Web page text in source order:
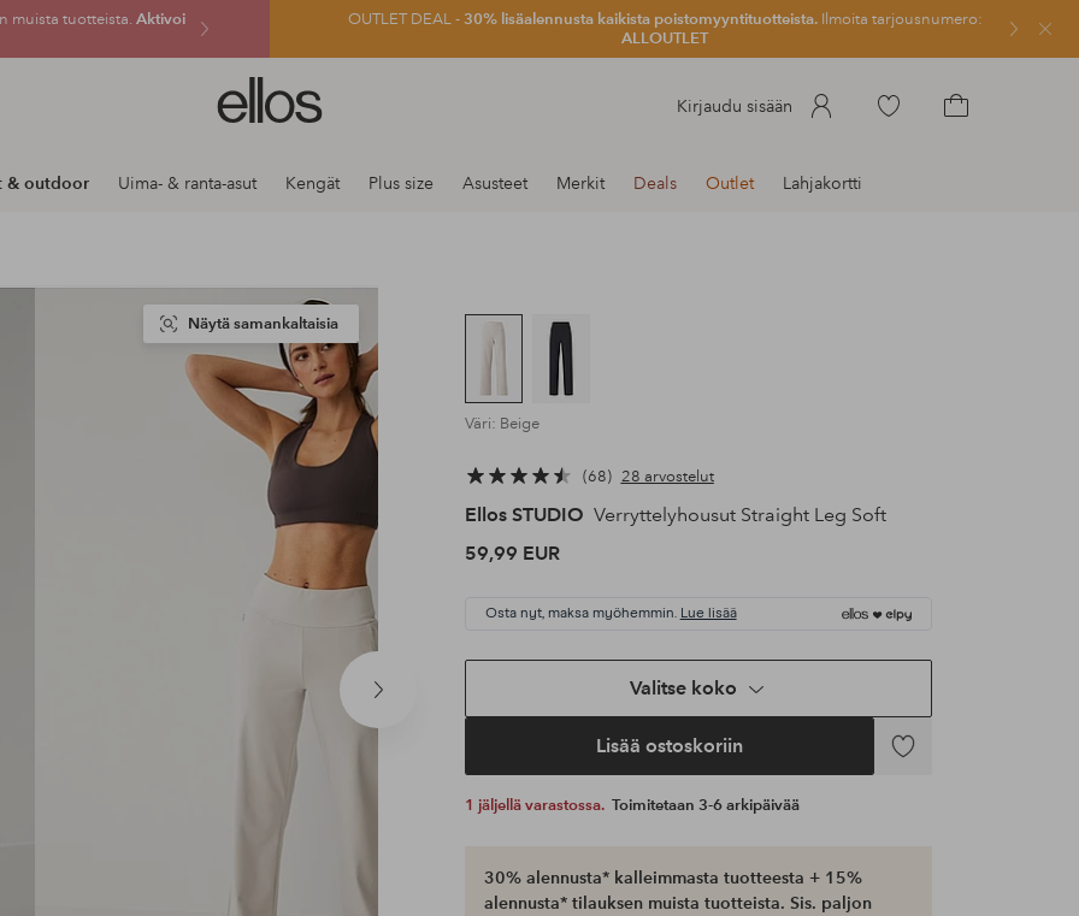
muista tuotteista. Aktivoi
OUTLET DEAL -30% lisäalennusta kaikista poistomyyntituotteista.Ilmoita tarjousnumero:
ALLOUTLET
Sulje
Ellos-
logo
siirry
Kirjaudu sisään
Siirry
& outdoor Uima- & ranta-asut Kengät Plus size Asusteet Merkit Deals Outlet Lahjakortti
Seuraava
Näytä samankaltaisia
Väri: Beige
68 28 arvostelut
Ellos STUDIO Verryttelyhousut Straight Leg Soft
59,99 EUR
Osta nyt, maksa myöhemmin. Lue lisää
Valitse koko
Lisää ostoskoriin
Lisää
1 jäljellä varastossa. Toimitetaan 3-6 arkipäivää
30% alennusta* kalleimmasta tuotteesta + 15%
alennusta* tilauksen muista tuotteista. Sis. paljon